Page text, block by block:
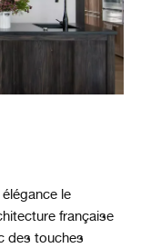
le
française
des touches